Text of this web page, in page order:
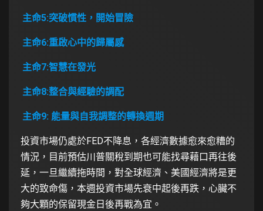
主命5:突破慣性，開始冒險
主命6:重啟心中的歸屬感
主命7:智慧在發光
主命8:整合與經驗的調配
主命9: 能量與自我調整的轉換週期
投資市場仍處於FED不降息，各經濟數據愈來愈糟的
情況，目前預估川普關稅到期也可能找尋藉口再往後
延，一旦繼續拖時間，對全球經濟、美國經濟將是更
大的致命傷，本週投資市場先衰中起後再跌，心臟不
夠大顆的保留現金日後再戰為宜。